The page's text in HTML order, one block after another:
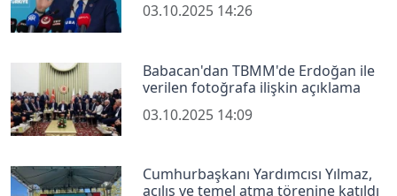
03.10.2025 14:26
Babacan'dan TBMM'de Erdoğan ile
verilen fotoğrafa ilişkin açıklama
03.10.2025 14:09
Cumhurbaşkanı Yardımcısı Yılmaz,
açılış ve temel atma törenine katıldı